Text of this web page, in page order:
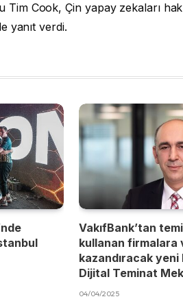
Tim Cook, Çin yapay zekaları
yanıt verdi.
VakıfBank’tan
kullanan firmalara
kazandıracak
Dijital Teminat
04/04/2025